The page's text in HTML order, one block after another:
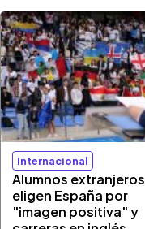
Internacional
Alumnos extranjeros
eligen España por
"imagen positiva" y